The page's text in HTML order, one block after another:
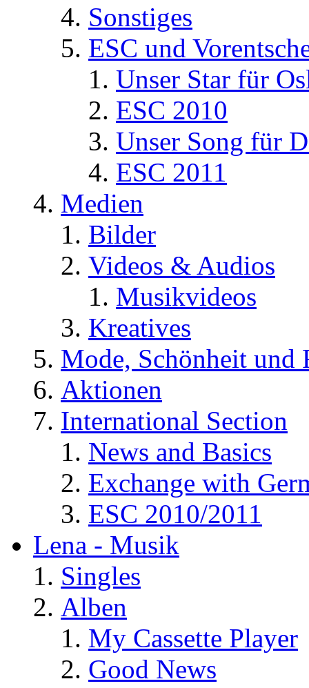
Sonstiges
ESC und
Unser Star für
ESC 2010
Unser Song für
ESC 2011
Medien
Bilder
Videos & Audios
Musikvideos
Kreatives
Mode, Schönheit und
Aktionen
International Section
News and Basics
Exchange with
ESC 2010/2011
Lena - Musik
Singles
Alben
My Cassette Player
Good News